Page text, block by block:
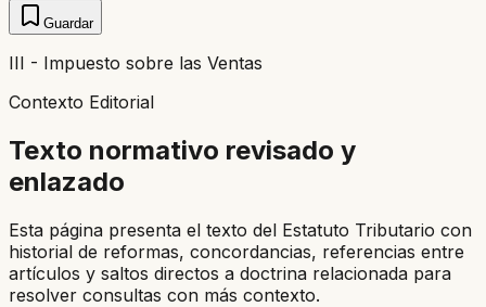
Guardar
III - Impuesto sobre las Ventas
Contexto Editorial
Texto normativo revisado y
enlazado
Esta página presenta el texto del Estatuto Tributario con
historial de reformas, concordancias, referencias entre
artículos y saltos directos a doctrina relacionada para
resolver consultas con más contexto.